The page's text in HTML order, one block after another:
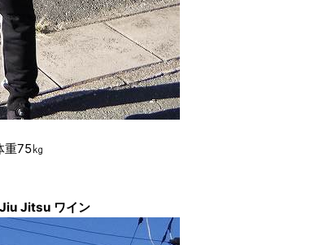
75㎏
Jiu Jitsu ワイン